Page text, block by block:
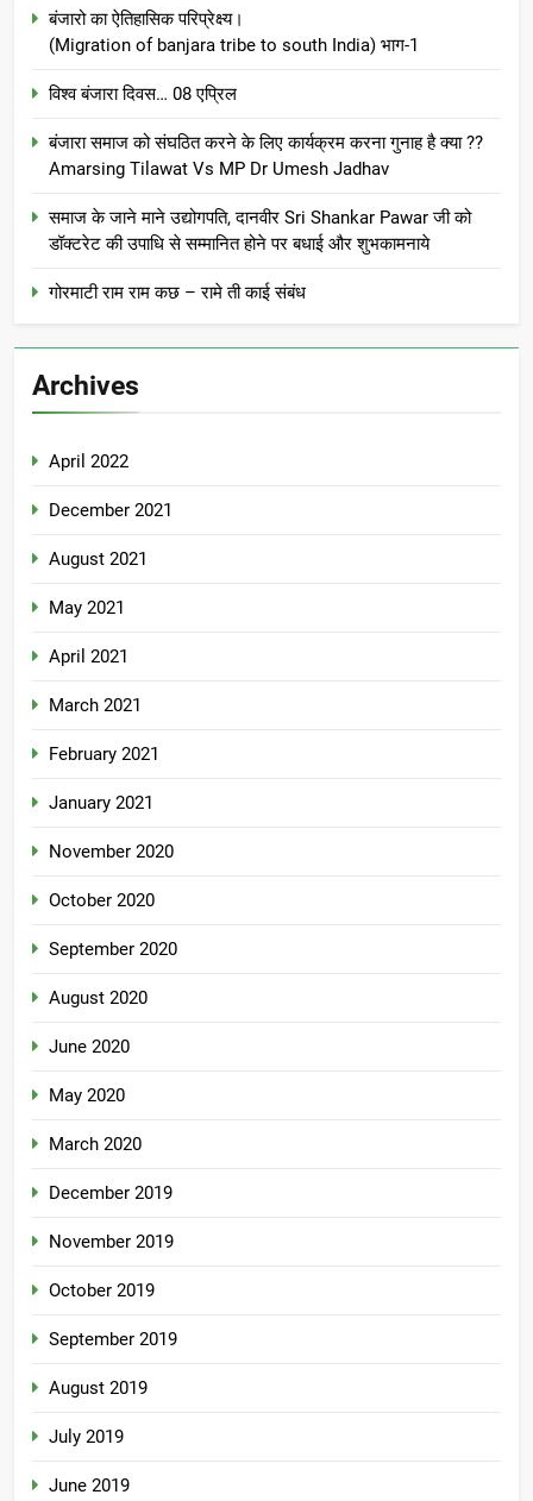
बंजारो का ऐतिहासिक परिप्रेक्ष्य।
(Migration of banjara tribe to south India) भाग-1
विश्व बंजारा दिवस… 08 एप्रिल
बंजारा समाज को संघठित करने के लिए कार्यक्रम करना गुनाह है क्या ??
Amarsing Tilawat Vs MP Dr Umesh Jadhav
समाज के जाने माने उद्योगपति, दानवीर Sri Shankar Pawar जी को
डॉक्टरेट की उपाधि से सम्मानित होने पर बधाई और शुभकामनाये
गोरमाटी राम राम कछ – रामे ती काई संबंध
Archives
April 2022
December 2021
August 2021
May 2021
April 2021
March 2021
February 2021
January 2021
November 2020
October 2020
September 2020
August 2020
June 2020
May 2020
March 2020
December 2019
November 2019
October 2019
September 2019
August 2019
July 2019
June 2019